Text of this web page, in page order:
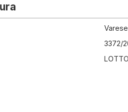
Varese
3372/